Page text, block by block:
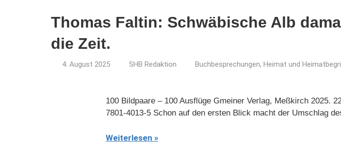
Thomas Faltin: Schwäbische Alb
die Zeit.
4. August 2025 SHB Redaktion Buchbesprechungen, Heimat und
100 Bildpaare – 100 Ausflüge Gmeiner Verlag, Meßkirch 2025.
7801-4013-5 Schon auf den ersten Blick macht der Umschlag
Weiterlesen